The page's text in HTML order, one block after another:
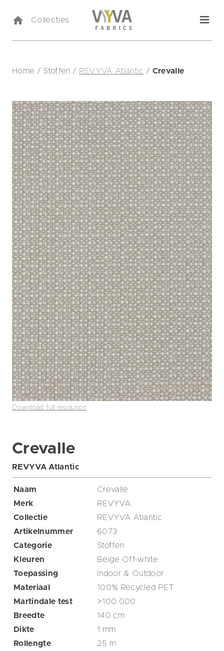
Collecties
Home / Stoffen / REVYVA Atlantic / Crevalle
Download full resolution
Crevalle
REVYVA Atlantic
Naam
Crevalle
Merk
REVYVA
Collectie
REVYVA Atlantic
Artikelnummer
6073
Categorie
Stoffen
Kleuren
Beige Off-white
Toepassing
Indoor & Outdoor
Materiaal
100% Recycled PET
Martindale test
>100.000
Breedte
140cm
Dikte
1 mm
Rollengte
25 m